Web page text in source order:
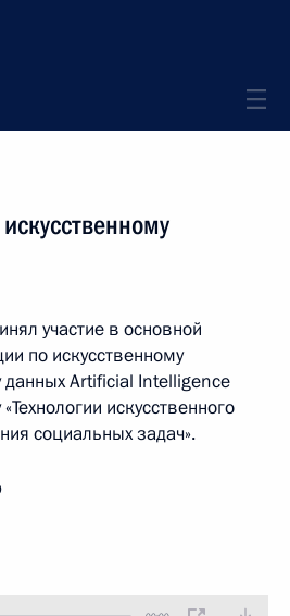
участие в основной
по искусственному
данных Artificial Intelligence
искусственного
социальных задач».